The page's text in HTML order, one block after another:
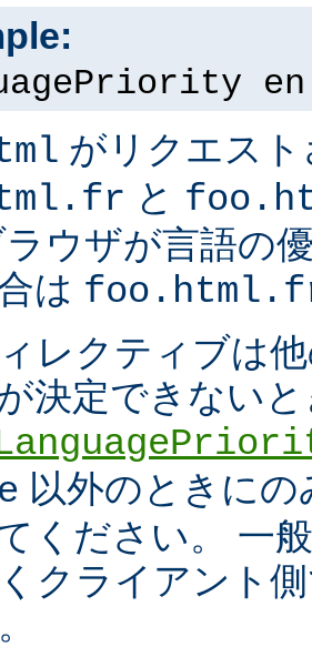
がリクエスト
と
ラウザが言語の
は
レクティブは
決定できない
以外のときに
ください。 一
クライアント